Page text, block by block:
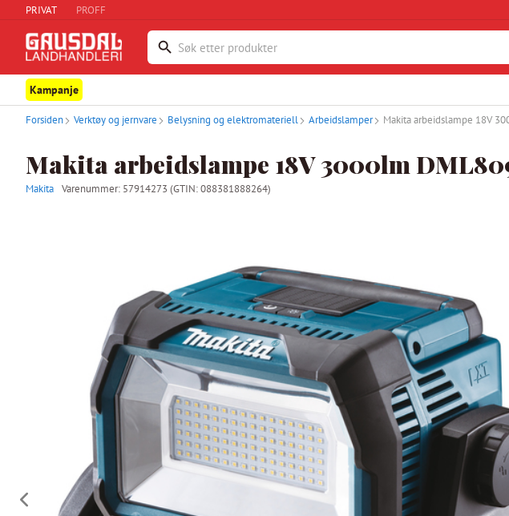
PRIVAT PROFF
Kampanje
Forsiden Verktøy og jernvare Belysning og elektromateriell Arbeidslamper Makita arbeidslampe 18V
Makita arbeidslampe 18V 3000lm
Makita Varenummer: 57914273 (GTIN: 088381888264)